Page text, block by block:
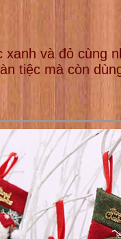
và đỏ cùng
tiệc mà còn